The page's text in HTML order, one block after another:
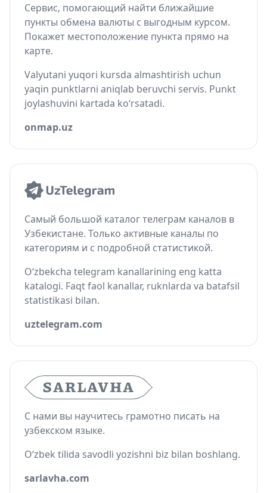
Сервис, помогающий найти ближайшие
пункты обмена валюты с выгодным курсом.
Покажет местоположение пункта прямо на
карте.
Valyutani yuqori kursda almashtirish uchun
yaqin punktlarni aniqlab beruvchi servis. Punkt
joylashuvini kartada ko‘rsatadi.
onmap.uz
Самый большой каталог телеграм каналов в
Узбекистане. Только активные каналы по
категориям и с подробной статистикой.
O‘zbekcha telegram kanallarining eng katta
katalogi. Faqt faol kanallar, ruknlarda va batafsil
statistikasi bilan.
uztelegram.com
С нами вы научитесь грамотно писать на
узбекском языке.
O‘zbek tilida savodli yozishni biz bilan boshlang.
sarlavha.com